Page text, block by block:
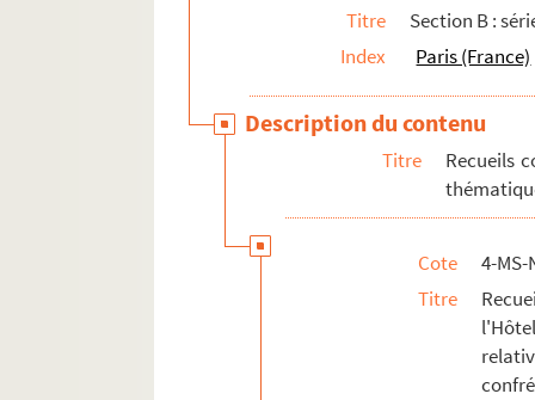
Titre
Section B :
Index
Paris (France)
Description du contenu
Titre
Recueils
Cote
4-MS-
Titre